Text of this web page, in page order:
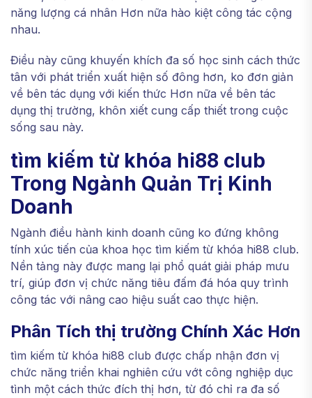
năng lượng cá nhân Hơn nữa hào kiệt công tác cộng
nhau.
Điều này cũng khuyến khích đa số học sinh cách thức
tân với phát triển xuất hiện số đông hơn, ko đơn giản
về bên tác dụng với kiến thức Hơn nữa về bên tác
dụng thị trường, khôn xiết cung cấp thiết trong cuộc
sống sau này.
tìm kiếm từ khóa hi88 club
Trong Ngành Quản Trị Kinh
Doanh
Ngành điều hành kinh doanh cũng ko đứng không
tính xúc tiến của khoa học tìm kiếm từ khóa hi88 club.
Nền tảng này được mang lại phổ quát giải pháp mưu
trí, giúp đơn vị chức năng tiêu đấm đá hóa quy trình
công tác với nâng cao hiệu suất cao thực hiện.
Phân Tích thị trường Chính Xác Hơn
tìm kiếm từ khóa hi88 club được chấp nhận đơn vị
chức năng triển khai nghiên cứu vớt công nghiệp dục
tình một cách thức đích thị hơn, từ đó chỉ ra đa số